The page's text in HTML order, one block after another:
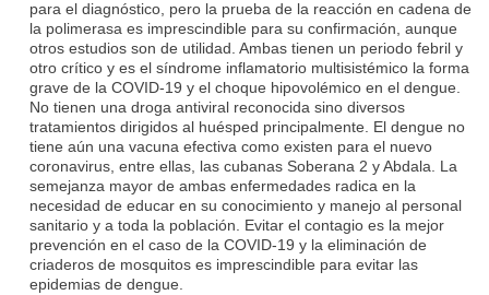
para el diagnóstico, pero la prueba de la reacción en cadena de
la polimerasa es imprescindible para su confirmación, aunque
otros estudios son de utilidad. Ambas tienen un periodo febril y
otro crítico y es el síndrome inflamatorio multisistémico la forma
grave de la COVID-19 y el choque hipovolémico en el dengue.
No tienen una droga antiviral reconocida sino diversos
tratamientos dirigidos al huésped principalmente. El dengue no
tiene aún una vacuna efectiva como existen para el nuevo
coronavirus, entre ellas, las cubanas Soberana 2 y Abdala. La
semejanza mayor de ambas enfermedades radica en la
necesidad de educar en su conocimiento y manejo al personal
sanitario y a toda la población. Evitar el contagio es la mejor
prevención en el caso de la COVID-19 y la eliminación de
criaderos de mosquitos es imprescindible para evitar las
epidemias de dengue.